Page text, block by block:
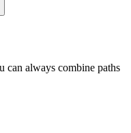
can always combine paths